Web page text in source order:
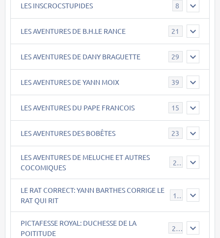
LES INSCROCSTUPIDES 8
LES AVENTURES DE B.H.LE RANCE 21
LES AVENTURES DE DANY BRAGUETTE 29
LES AVENTURES DE YANN MOIX 39
LES AVENTURES DU PAPE FRANCOIS 15
LES AVENTURES DES BOBÊTES 23
LES AVENTURES DE MELUCHE ET AUTRES
COCOMIQUES
22
LE RAT CORRECT: YANN BARTHES CORRIGE LE
RAT QUI RIT
15
PICTAFESSE ROYAL: DUCHESSE DE LA
POITITUDE
23